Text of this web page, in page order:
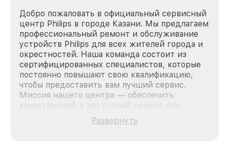
Добро пожаловать в официальный сервисный
центр Philips в городе Казани. Мы предлагаем
профессиональный ремонт и обслуживание
устройств Philips для всех жителей города и
окрестностей. Наша команда состоит из
сертифицированных специалистов, которые
постоянно повышают свою квалификацию,
чтобы предоставить вам лучший сервис.
Миссия нашего центра — обеспечить
качественный и доступный ремонт для
каждого пользователя продукции Philips, вне
зависимости от сложности поломки. Мы
Развернуть